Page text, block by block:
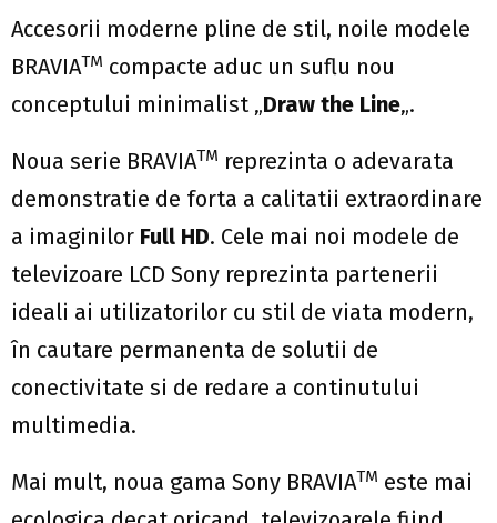
Accesorii moderne pline de stil, noile modele
BRAVIATM compacte aduc un suflu nou
conceptului minimalist „Draw the Line„.
Noua serie BRAVIATM reprezinta o adevarata
demonstratie de forta a calitatii extraordinare
a imaginilor Full HD. Cele mai noi modele de
televizoare LCD Sony reprezinta partenerii
ideali ai utilizatorilor cu stil de viata modern,
în cautare permanenta de solutii de
conectivitate si de redare a continutului
multimedia.
Mai mult, noua gama Sony BRAVIATM este mai